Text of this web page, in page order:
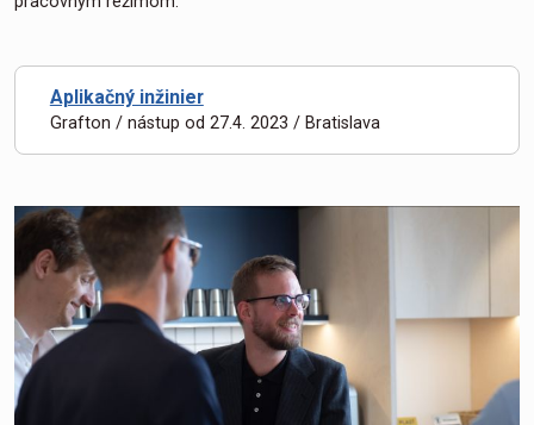
Aplikačný inžinier
Grafton / nástup od 27.4. 2023 / Bratislava